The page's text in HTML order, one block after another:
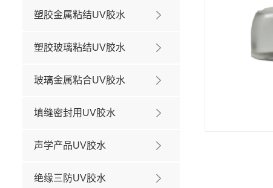
塑胶金属粘结UV胶水
塑胶玻璃粘结UV胶水
玻璃金属粘合UV胶水
填缝密封用UV胶水
声学产品UV胶水
绝缘三防UV胶水